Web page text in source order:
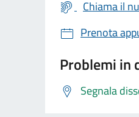
Chiama il
Prenota
Problemi in
Segnala